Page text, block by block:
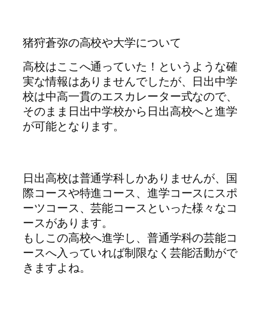
猪狩蒼弥の高校や大学について
高校はここへ通っていた！というような確
実な情報はありませんでしたが、日出中学
校は中高一貫のエスカレーター式なので、
そのまま日出中学校から日出高校へと進学
が可能となります。
日出高校は普通学科しかありませんが、国
際コースや特進コース、進学コースにスポ
ーツコース、芸能コースといった様々なコ
ースがあります。
もしこの高校へ進学し、普通学科の芸能コ
ースへ入っていれば制限なく芸能活動がで
きますよね。